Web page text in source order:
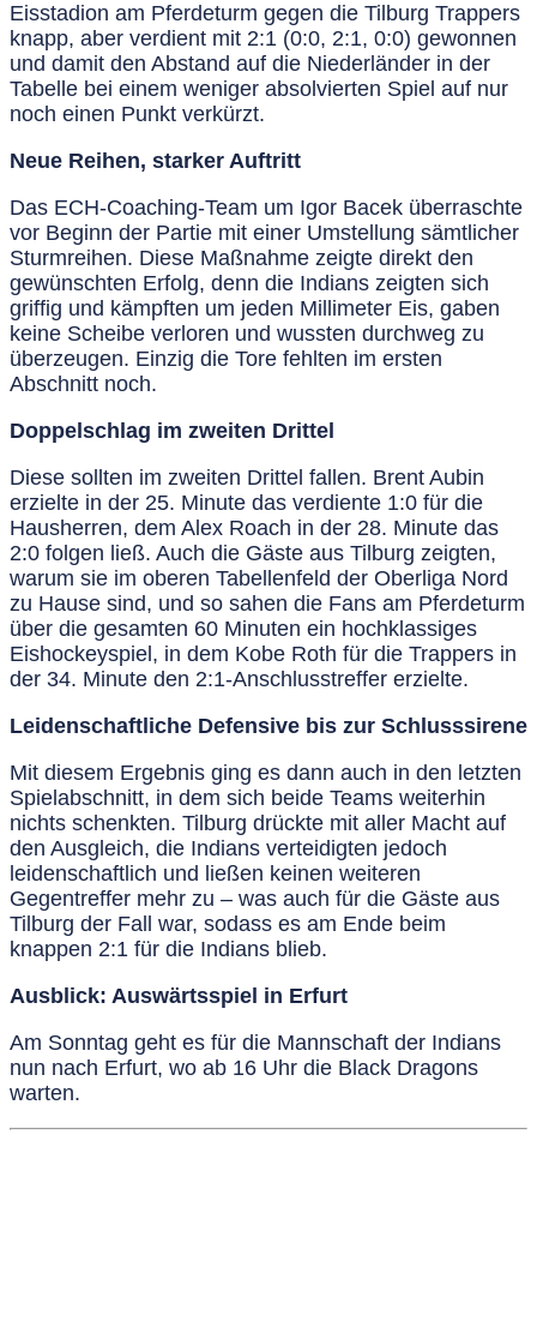
Eisstadion am Pferdeturm gegen die Tilburg Trappers
knapp, aber verdient mit 2:1 (0:0, 2:1, 0:0) gewonnen
und damit den Abstand auf die Niederländer in der
Tabelle bei einem weniger absolvierten Spiel auf nur
noch einen Punkt verkürzt.
Neue Reihen, starker Auftritt
Das ECH-Coaching-Team um Igor Bacek überraschte
vor Beginn der Partie mit einer Umstellung sämtlicher
Sturmreihen. Diese Maßnahme zeigte direkt den
gewünschten Erfolg, denn die Indians zeigten sich
griffig und kämpften um jeden Millimeter Eis, gaben
keine Scheibe verloren und wussten durchweg zu
überzeugen. Einzig die Tore fehlten im ersten
Abschnitt noch.
Doppelschlag im zweiten Drittel
Diese sollten im zweiten Drittel fallen. Brent Aubin
erzielte in der 25. Minute das verdiente 1:0 für die
Hausherren, dem Alex Roach in der 28. Minute das
2:0 folgen ließ. Auch die Gäste aus Tilburg zeigten,
warum sie im oberen Tabellenfeld der Oberliga Nord
zu Hause sind, und so sahen die Fans am Pferdeturm
über die gesamten 60 Minuten ein hochklassiges
Eishockeyspiel, in dem Kobe Roth für die Trappers in
der 34. Minute den 2:1-Anschlusstreffer erzielte.
Leidenschaftliche Defensive bis zur Schlusssirene
Mit diesem Ergebnis ging es dann auch in den letzten
Spielabschnitt, in dem sich beide Teams weiterhin
nichts schenkten. Tilburg drückte mit aller Macht auf
den Ausgleich, die Indians verteidigten jedoch
leidenschaftlich und ließen keinen weiteren
Gegentreffer mehr zu – was auch für die Gäste aus
Tilburg der Fall war, sodass es am Ende beim
knappen 2:1 für die Indians blieb.
Ausblick: Auswärtsspiel in Erfurt
Am Sonntag geht es für die Mannschaft der Indians
nun nach Erfurt, wo ab 16 Uhr die Black Dragons
warten.